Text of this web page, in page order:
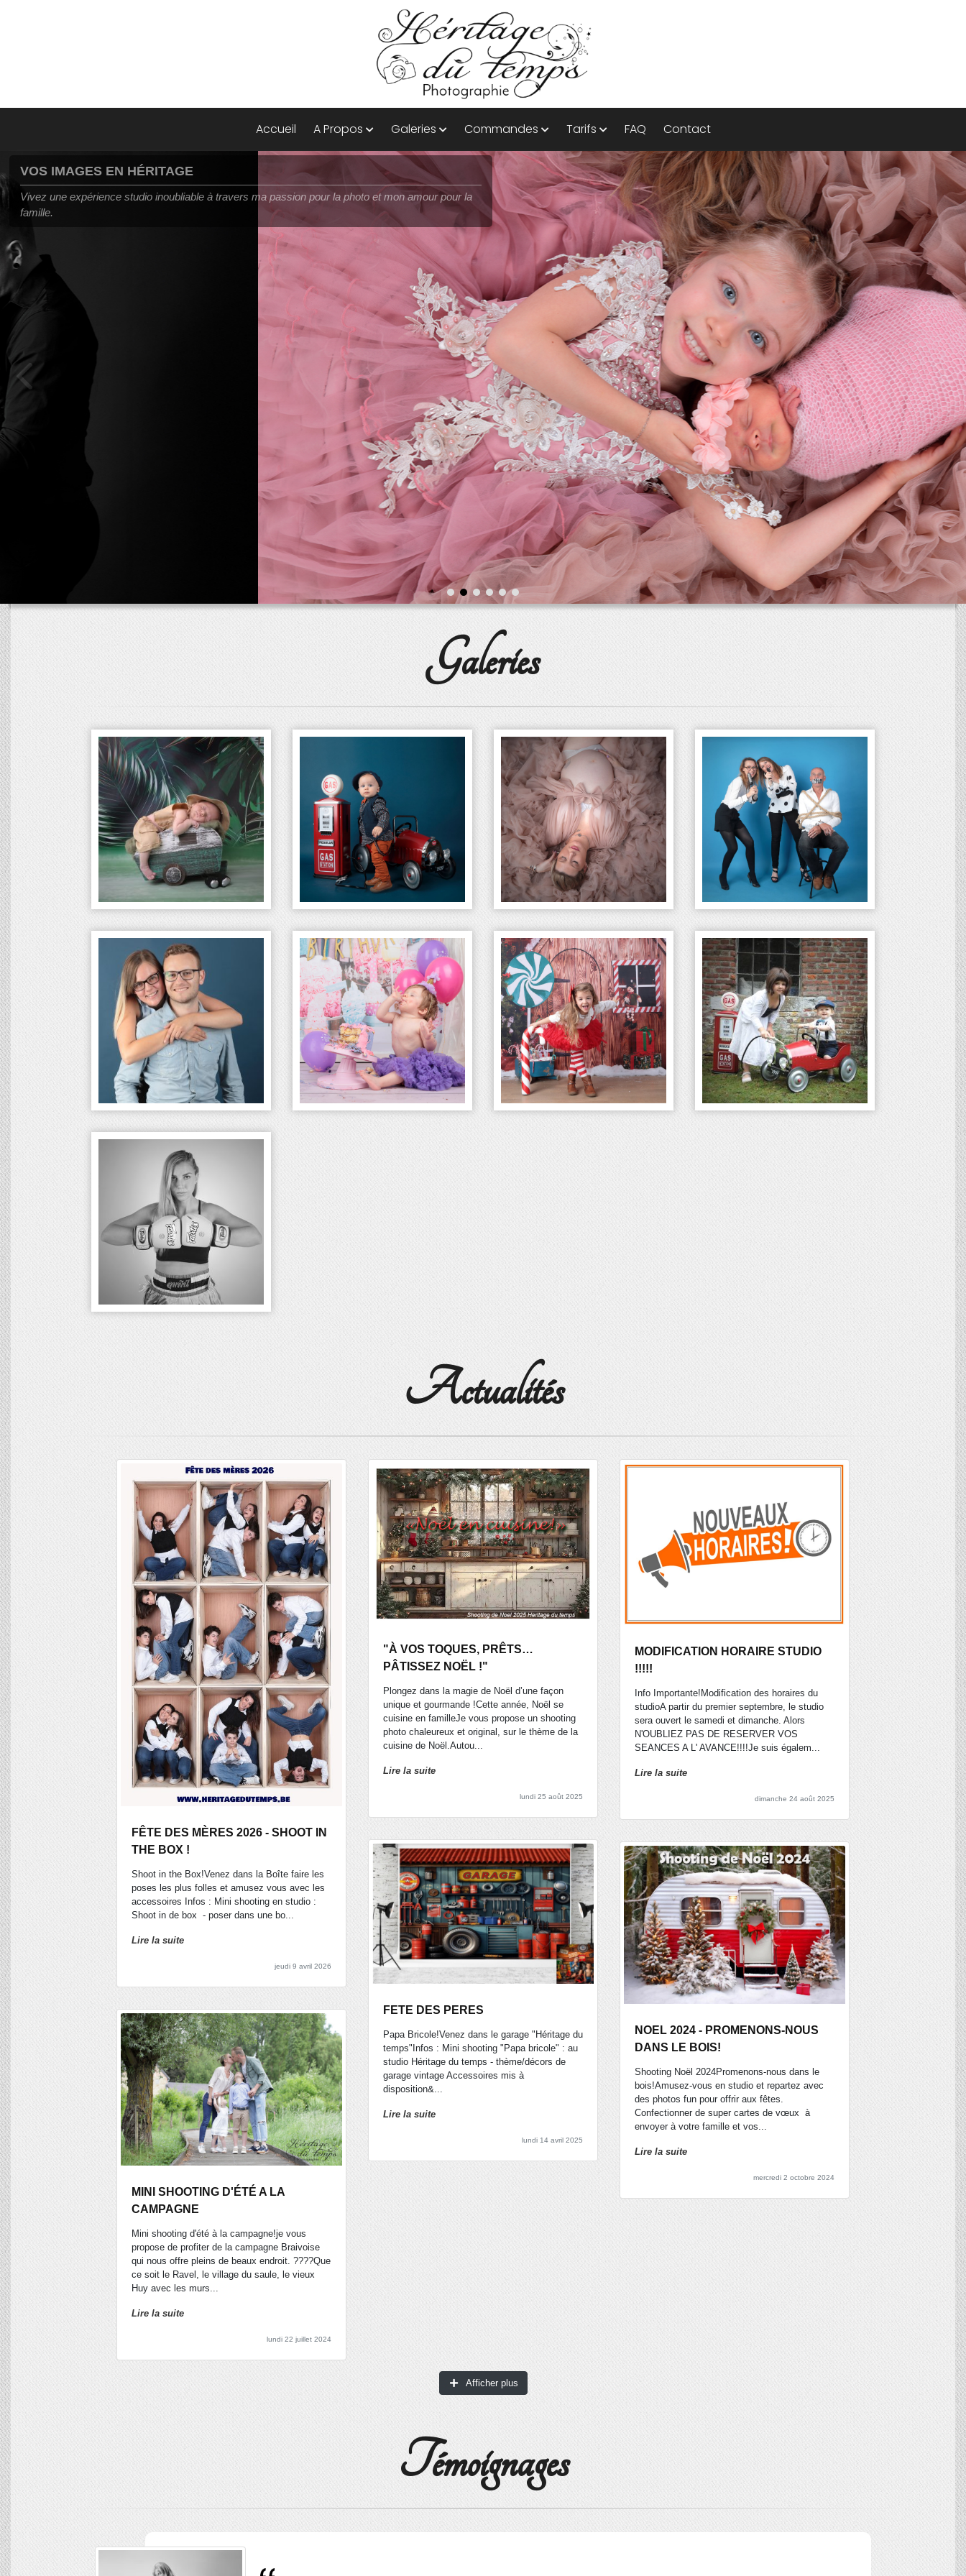
Accueil A Propos Galeries Commandes Tarifs FAQ Contact
VOS PHOTOS SUBLIMÉES
A travers mon objectif, je capture vos émotions et votre personnalité !
Galeries
Actualités
FÊTE DES MÈRES 2026 - SHOOT IN
THE BOX !
Shoot in the Box!Venez dans la Boîte faire les
poses les plus folles et amusez vous avec les
accessoires Infos : Mini shooting en studio :
Shoot in de box - poser dans une bo...
Lire la suite
jeudi 9 avril 2026
"À VOS TOQUES, PRÊTS…
PÂTISSEZ NOËL !"
Plongez dans la magie de Noël d’une façon
unique et gourmande !Cette année, Noël se
cuisine en familleJe vous propose un shooting
photo chaleureux et original, sur le thème de la
cuisine de Noël.Autou...
Lire la suite
lundi 25 août 2025
MODIFICATION HORAIRE STUDIO
!!!!!
Info Importante!Modification des horaires du
studioA partir du premier septembre, le studio
sera ouvert le samedi et dimanche. Alors
N'OUBLIEZ PAS DE RESERVER VOS
SEANCES A L' AVANCE!!!!Je suis égalem...
Lire la suite
dimanche 24 août 2025
FETE DES PERES
Papa Bricole!Venez dans le garage "Héritage du
temps"Infos : Mini shooting "Papa bricole" : au
studio Héritage du temps - thème/décors de
garage vintage Accessoires mis à
disposition&...
Lire la suite
lundi 14 avril 2025
NOEL 2024 - PROMENONS-NOUS
DANS LE BOIS!
Shooting Noël 2024Promenons-nous dans le
bois!Amusez-vous en studio et repartez avec
des photos fun pour offrir aux fêtes.
Confectionner de super cartes de vœux à
envoyer à votre famille et vos...
Lire la suite
mercredi 2 octobre 2024
MINI SHOOTING D'ÉTÉ A LA
CAMPAGNE
Mini shooting d'été à la campagne!je vous
propose de profiter de la campagne Braivoise
qui nous offre pleins de beaux endroit. ????Que
ce soit le Ravel, le village du saule, le vieux
Huy avec les murs...
Lire la suite
lundi 22 juillet 2024
Afficher plus
Témoignages